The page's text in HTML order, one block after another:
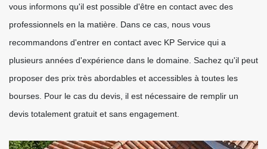
vous informons qu'il est possible d'être en contact avec des
professionnels en la matière. Dans ce cas, nous vous
recommandons d'entrer en contact avec KP Service qui a
plusieurs années d'expérience dans le domaine. Sachez qu'il peut
proposer des prix très abordables et accessibles à toutes les
bourses. Pour le cas du devis, il est nécessaire de remplir un
devis totalement gratuit et sans engagement.